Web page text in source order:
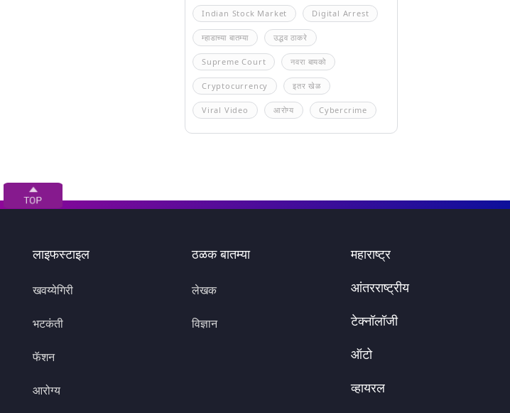
Indian Stock Market Digital Arrest
म्हाडाच्या बातम्या उद्धव ठाकरे
Supreme Court नवरा बायको
Cryptocurrency इतर खेळ
Viral Video आरोग्य Cybercrime
लाइफस्टाइल
खवय्येगिरी
भटकंती
फॅशन
आरोग्य
ठळक बातम्या
लेखक
विज्ञान
महाराष्ट्र
आंतरराष्ट्रीय
टेक्नॉलॉजी
ऑटो
व्हायरल